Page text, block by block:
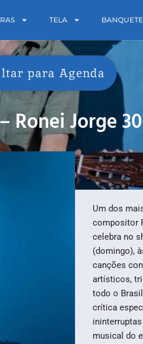
TELA BANQUETE
para Agenda
Ronei Jorge
Um dos
compositor
celebra no
(domingo),
canções
artísticos,
todo o
crítica
musical do